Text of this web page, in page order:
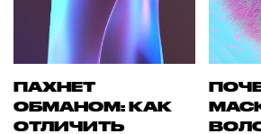
ПАХНЕТ
ОБМАНОМ: КАК
ОТЛИЧИТЬ